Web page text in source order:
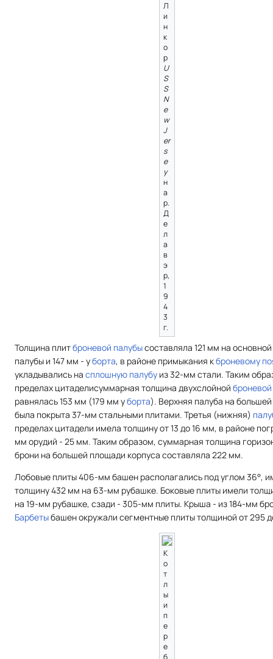
Л
и
н
к
о
р
U
S
S
N
e
w
J
er
s
e
y
н
а
р.
Д
е
л
а
в
э
р,
1
9
4
3
г.
Толщина плитброневой палубысоставляла 121 мм на
палубы и 147 мм - уборта, в районе примыкания кброневому
укладывались на сплошную палубу из 32-мм стали. Таким
пределах цитаделисуммарная толщина двухслойной
равнялась 153 мм (179 мм уборта). Верхняя палуба на
была покрыта 37-мм стальными плитами. Третья (нижняя)
пределах цитадели имела толщину от 13 до 16 мм, в районе
мм орудий - 25 мм. Таким образом, суммарная толщина
брони на большей площади корпуса составляла 222 мм.
Лобовые плиты 406-мм башен располагались под углом 36°,
толщину 432 мм на 63-мм рубашке. Боковые плиты имели
на 19-мм рубашке, сзади - 305-мм плиты. Крыша - из 184-мм
Барбетыбашен окружали сегментные плиты толщиной от 295
К
о
т
л
ы
и
п
е
р
е